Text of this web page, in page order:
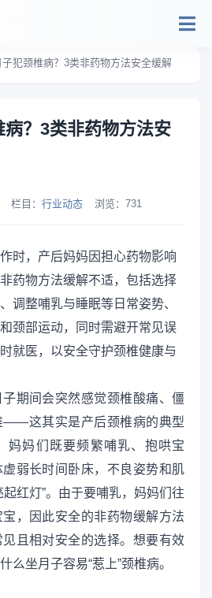
子犯颈椎病？3类非药物方法安全缓解
？3类非药物方法安
栏目： 行业动态 浏览： 731
时，产后妈妈因担心药物影响
药物方法缓解不适，包括选择
调整哺乳与睡眠等日常姿势、
颈部运动，同时需避开常见误
就医，以安全守护颈椎健康与
期间会突然感觉颈椎酸痛、僵
——这其实是产后颈椎病的典型
妈妈们既要频繁哺乳、抱哄宝
弱长时间卧床，不良姿势和肌
红灯”。由于要哺乳，妈妈们往
，因此安全的非药物缓解方法
且相对安全的选择。想要有效
么坐月子容易“惹上”颈椎病。